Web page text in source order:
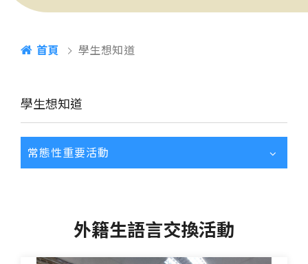
首頁 學生想知道
學生想知道
常態性重要活動
外籍生語言交換活動